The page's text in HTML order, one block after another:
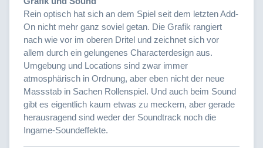
Rein optisch hat sich an dem Spiel seit dem letzten Add-
On nicht mehr ganz soviel getan. Die Grafik rangiert
nach wie vor im oberen Dritel und zeichnet sich vor
allem durch ein gelungenes Characterdesign aus.
Umgebung und Locations sind zwar immer
atmosphärisch in Ordnung, aber eben nicht der neue
Massstab in Sachen Rollenspiel. Und auch beim Sound
gibt es eigentlich kaum etwas zu meckern, aber gerade
herausragend sind weder der Soundtrack noch die
Ingame-Soundeffekte.